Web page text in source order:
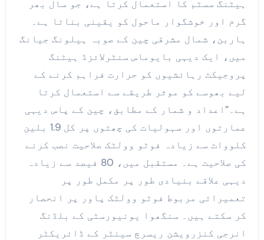
ہیٹنگ سسٹم کا استعمال کرتا ہے، جو سال بھر
گرم اور خوشگوار ماحول کو یقینی بناتا ہے۔
ہاربن، شمال مشرقی چین کے صوبہ ہیلونگ جیانگ
میں، ایک دیہی بایوماس سنٹرلائزڈ ہیٹنگ
پروجیکٹ رہائشیوں کو حرارت فراہم کرنے کے
لیے بھوسے کو موثر طریقے سے استعمال کرتا
ہے۔”اعداد و شمار کے مطابق، چین کے پاس دیہی
عمارتوں اور سہولیات کی چھتوں پر کل 1.9 بلین
کلوواٹ سے زیادہ فوٹو وولٹک صلاحیت نصب کرنے
کی صلاحیت ہے۔ مستقبل میں، 80 فیصد سے زیادہ
دیہی علاقے بنیادی طور پر مکمل طور پر
تعمیراتی مربوط فوٹو وولٹک پاور پر انحصار
کر سکتے ہیں۔ سنگھوا یونیورسٹی کے بلڈنگ
انرجی کنزرویشن ریسرچ سینٹر کے ڈائریکٹر